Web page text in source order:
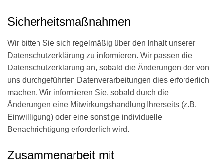
Sicherheitsmaßnahmen
Wir bitten Sie sich regelmäßig über den Inhalt unserer
Datenschutzerklärung zu informieren. Wir passen die
Datenschutzerklärung an, sobald die Änderungen der von
uns durchgeführten Datenverarbeitungen dies erforderlich
machen. Wir informieren Sie, sobald durch die
Änderungen eine Mitwirkungshandlung Ihrerseits (z.B.
Einwilligung) oder eine sonstige individuelle
Benachrichtigung erforderlich wird.
Zusammenarbeit mit